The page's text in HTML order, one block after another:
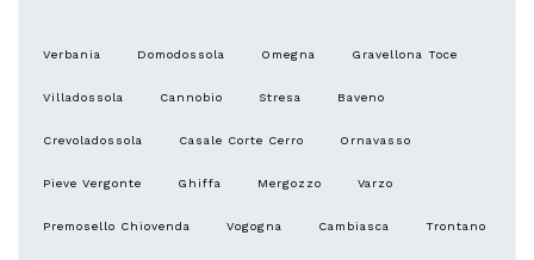
Verbania Domodossola Omegna Gravellona Toce
Villadossola Cannobio Stresa Baveno
Crevoladossola Casale Corte Cerro Ornavasso
Pieve Vergonte Ghiffa Mergozzo Varzo
Premosello Chiovenda Vogogna Cambiasca Trontano